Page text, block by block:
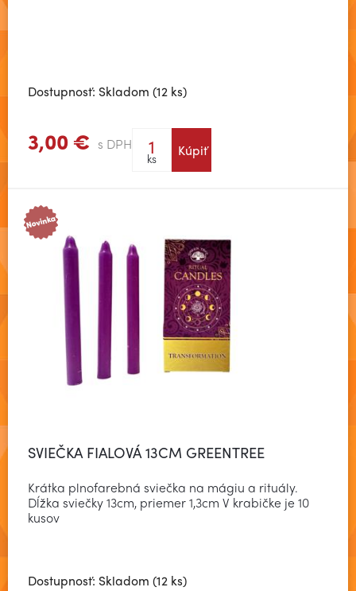
Dostupnosť: Skladom (12 ks)
3,00 € s DPH
ks Kúpiť
Zobraziť viac
SVIEČKA FIALOVÁ 13CM GREENTREE
Krátka plnofarebná sviečka na mágiu a rituály.
Dĺžka sviečky 13cm, priemer 1,3cm V krabičke je 10
kusov
Dostupnosť: Skladom (12 ks)